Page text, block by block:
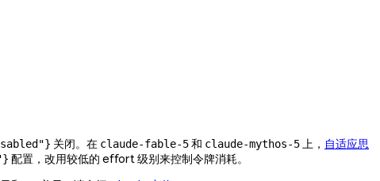
关闭。在 claude-fable-5和 claude-mythos-5 上， 自适应思
配置，改用较低的 effort 级别来控制令牌消耗。